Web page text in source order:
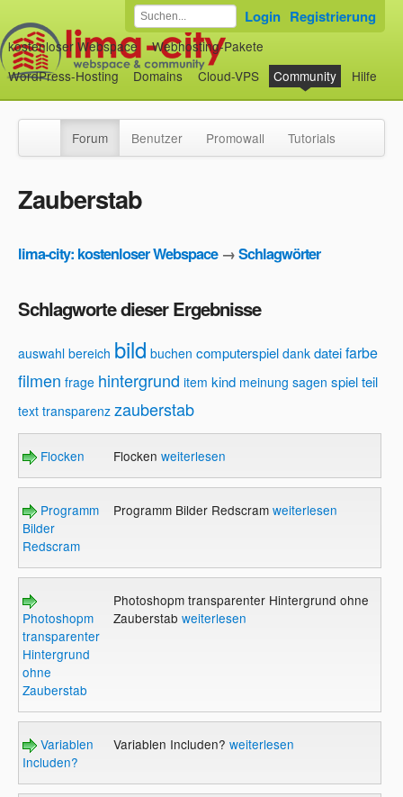
kostenloser Webspace
Webhosting-Pakete
WordPress-Hosting
Domains Cloud-VPS Community Hilfe
Login Registrierung
Forum Benutzer Promowall Tutorials
Zauberstab
lima-city: kostenloser Webspace→Schlagwörter
Schlagworte dieser Ergebnisse
auswahl bereich bild buchen computerspiel dank dateifarbe
filmen frage hintergrund item kind meinung sagen spielteil
text transparenz zauberstab
Flocken Flocken weiterlesen
Programm
Bilder
Redscram
Programm Bilder Redscram weiterlesen
Photoshopm
transparenter
Hintergrund
ohne
Zauberstab
Photoshopm transparenter Hintergrund ohne
Zauberstab weiterlesen
Variablen
Includen?
Variablen Includen? weiterlesen